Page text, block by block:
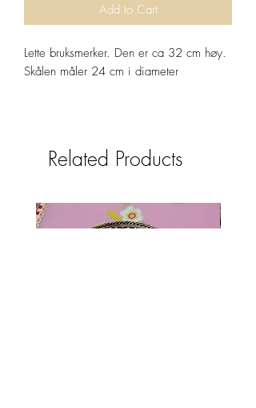
Add to Cart
Lette bruksmerker. Den er ca 32 cm høy.
Skålen måler 24 cm i diameter
Related Products